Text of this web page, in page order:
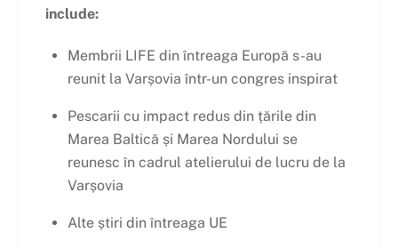
include:
Membrii LIFE din întreaga Europă s-au
reunit la Varșovia într-un congres inspirat
Pescarii cu impact redus din țările din
Marea Baltică și Marea Nordului se
reunesc în cadrul atelierului de lucru de la
Varșovia
Alte știri din întreaga UE